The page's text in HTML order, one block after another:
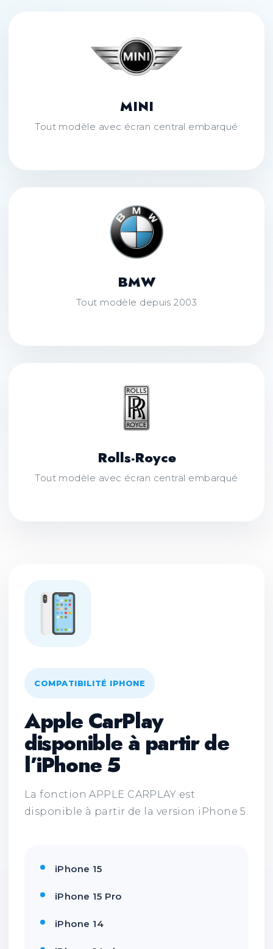
MINI
Tout modèle avec écran central embarqué
BMW
Tout modèle depuis 2003
Rolls-Royce
Tout modèle avec écran central embarqué
COMPATIBILITÉ IPHONE
Apple CarPlay
disponible à partir de
l’iPhone 5
La fonction APPLE CARPLAY est
disponible à partir de la version iPhone 5.
iPhone 15
iPhone 15 Pro
iPhone 14